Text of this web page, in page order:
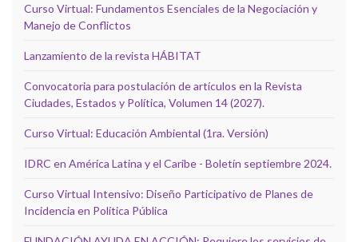
Curso Virtual: Fundamentos Esenciales de la Negociación y
Manejo de Conflictos
Lanzamiento de la revista HÁBITAT
Convocatoria para postulación de artículos en la Revista
Ciudades, Estados y Política, Volumen 14 (2027).
Curso Virtual: Educación Ambiental (1ra. Versión)
IDRC en América Latina y el Caribe - Boletín septiembre 2024.
Curso Virtual Intensivo: Diseño Participativo de Planes de
Incidencia en Política Pública